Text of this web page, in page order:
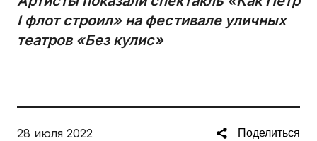
I флот строил» на фестивале уличных
театров «Без кулис»
28 июля 2022 Поделиться